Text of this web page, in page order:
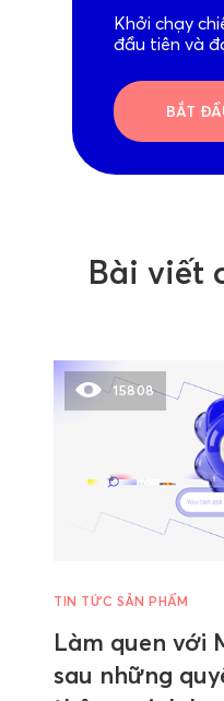
Khởi chạy
đầu tiên và
BẮT
Bài viết
15808
TIN TỨC SẢN PHẨM
Làm quen với
sau những